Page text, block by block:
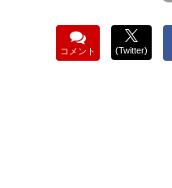
コメント (Twitter)